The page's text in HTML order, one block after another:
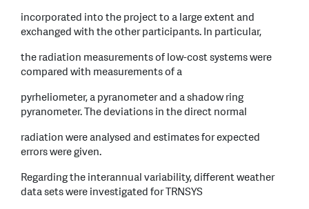
incorporated into the project to a large extent and
exchanged with the other participants. In particular,
the radiation measurements of low-cost systems were
compared with measurements of a
pyrheliometer, a pyranometer and a shadow ring
pyranometer. The deviations in the direct normal
radiation were analysed and estimates for expected
errors were given.
Regarding the interannual variability, different weather
data sets were investigated for TRNSYS